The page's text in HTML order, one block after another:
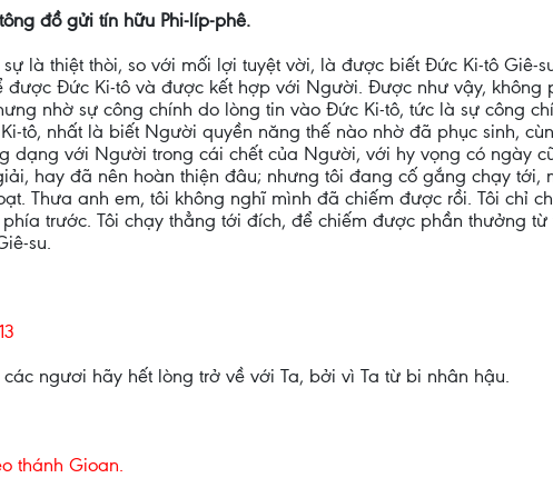
đồ gửi tín hữu Phi-líp-phê.
là thiệt thòi, so với mối lợi tuyệt vời, là được biết Đức Ki-tô Giê-
được Đức Ki-tô và được kết hợp với Người. Được như vậy, không
nhờ sự công chính do lòng tin vào Đức Ki-tô, tức là sự công
tô, nhất là biết Người quyền năng thế nào nhờ đã phục sinh,
dạng với Người trong cái chết của Người, với hy vọng có ngày
hay đã nên hoàn thiện đâu; nhưng tôi đang cố gắng chạy tới,
Thưa anh em, tôi không nghĩ mình đã chiếm được rồi. Tôi chỉ
trước. Tôi chạy thẳng tới đích, để chiếm được phần thưởng
su.
ngươi hãy hết lòng trở về với Ta, bởi vì Ta từ bi nhân hậu.
thánh Gioan.